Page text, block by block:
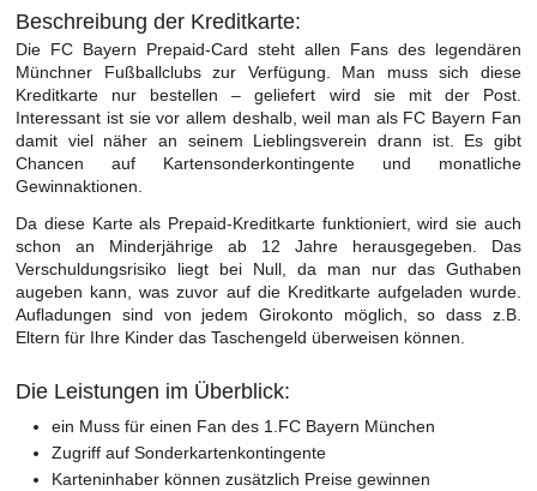
Beschreibung der Kreditkarte:
Die FC Bayern Prepaid-Card steht allen Fans des legendären
Münchner Fußballclubs zur Verfügung. Man muss sich diese
Kreditkarte nur bestellen – geliefert wird sie mit der Post.
Interessant ist sie vor allem deshalb, weil man als FC Bayern Fan
damit viel näher an seinem Lieblingsverein drann ist. Es gibt
Chancen auf Kartensonderkontingente und monatliche
Gewinnaktionen.
Da diese Karte als Prepaid-Kreditkarte funktioniert, wird sie auch
schon an Minderjährige ab 12 Jahre herausgegeben. Das
Verschuldungsrisiko liegt bei Null, da man nur das Guthaben
augeben kann, was zuvor auf die Kreditkarte aufgeladen wurde.
Aufladungen sind von jedem Girokonto möglich, so dass z.B.
Eltern für Ihre Kinder das Taschengeld überweisen können.
Die Leistungen im Überblick:
ein Muss für einen Fan des 1.FC Bayern München
Zugriff auf Sonderkartenkontingente
Karteninhaber können zusätzlich Preise gewinnen